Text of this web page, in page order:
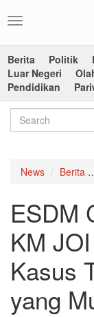
Toggle
Berita
Politik
Luar Negeri
Pendidikan
News Berita
ESDM
KM
Kasus
yang